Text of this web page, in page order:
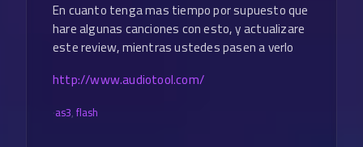
En cuanto tenga mas tiempo por supuesto que
hare algunas canciones con esto, y actualizare
este review, mientras ustedes pasen a verlo
http://www.audiotool.com/
·as3,flash